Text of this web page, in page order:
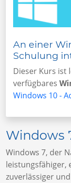
An einer
Schulung
Dieser Kurs ist
verfügbares
Windows 10 -
Windows
Windows 7, der
leistungsfähiger,
zuverlässiger